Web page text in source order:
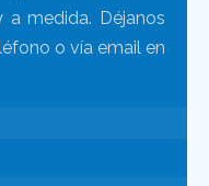
a medida. Déjanos
o vía email en